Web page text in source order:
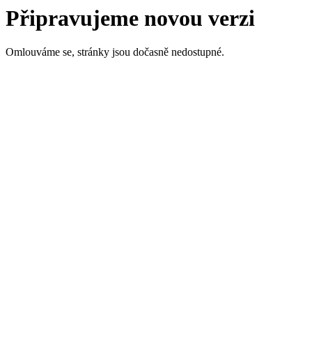
Připravujeme novou verzi
Omlouváme se, stránky jsou dočasně nedostupné.